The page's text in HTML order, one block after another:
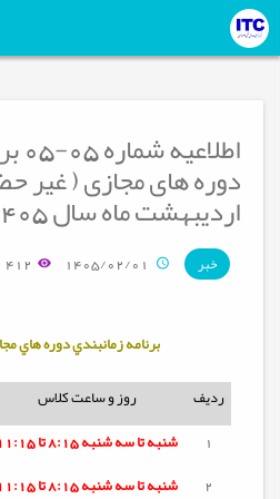
اردیبهشت ماه سال 1405
خبر 1405/02/01
412
برنامه زمانبندي دوره هاي
ردیف
روز و ساعت کلاس
1
شنبه تاسه شنبه
2
شنبه تاسه شنبه